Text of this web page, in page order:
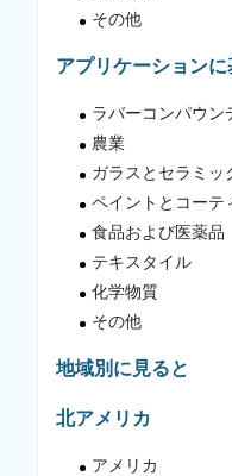
その他
アプリケーション
ラバーコンパウン
農業
ガラスとセラミッ
ペイントとコーテ
食品および医薬品
テキスタイル
化学物質
その他
地域別に見ると
北アメリカ
アメリカ